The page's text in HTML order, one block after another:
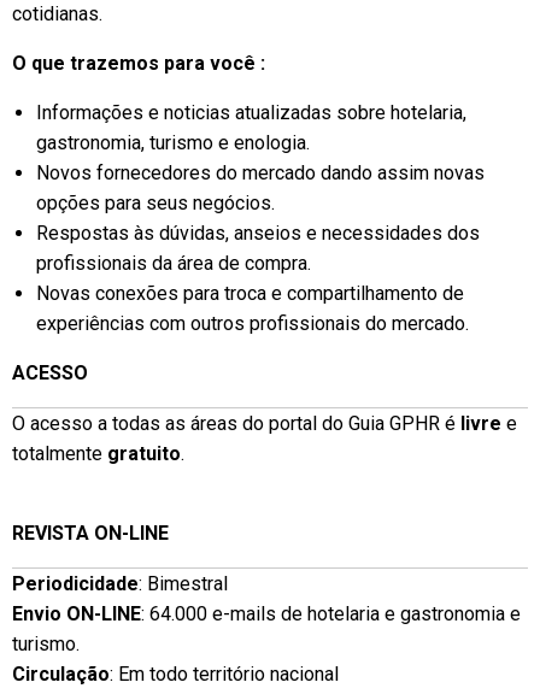
cotidianas.
O que trazemos para você :
Informações e noticias atualizadas sobre hotelaria,
gastronomia, turismo e enologia.
Novos fornecedores do mercado dando assim novas
opções para seus negócios.
Respostas às dúvidas, anseios e necessidades dos
profissionais da área de compra.
Novas conexões para troca e compartilhamento de
experiências com outros profissionais do mercado.
ACESSO
O acesso a todas as áreas do portal do Guia GPHR é livre e
totalmente gratuito.
REVISTA ON-LINE
Periodicidade: Bimestral
Envio ON-LINE: 64.000 e-mails de hotelaria e gastronomia e
turismo.
Circulação: Em todo território nacional